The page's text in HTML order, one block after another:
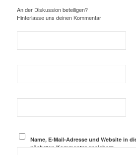
An der Diskussion beteiligen?
Hinterlasse uns deinen Kommentar!
Name, E-Mail-Adresse und Website in
nächsten Kommentar speichern.